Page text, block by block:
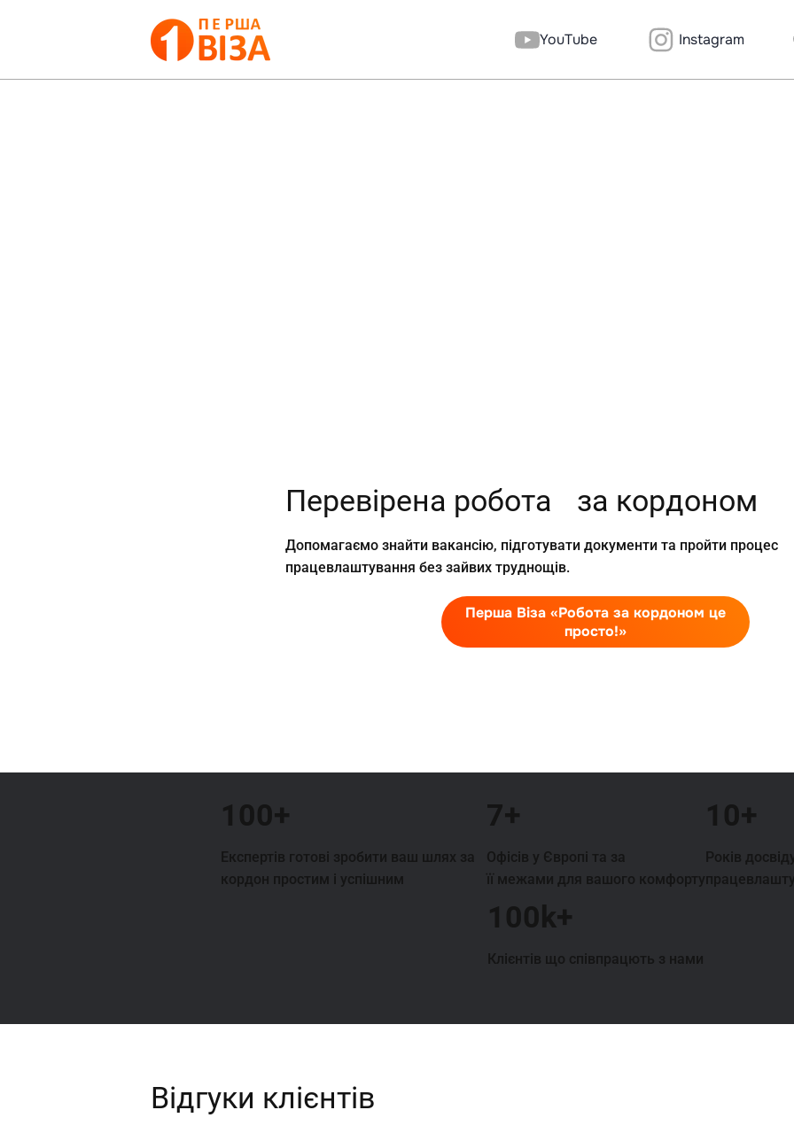
YouTube Instagram
Перевірена робота за кордоном
Допомагаємо знайти вакансію, підготувати документи та пройти процес
працевлаштування без зайвих труднощів.
Перша Віза «Робота за кордоном це
просто!»
100+
Експертів готові зробити ваш шлях за
кордон простим і успішним
7+
Офісів у Європі та за
її межами для вашого комфорту
10+
Років
100k+
Клієнтів що співпрацють з нами
Відгуки клієнтів